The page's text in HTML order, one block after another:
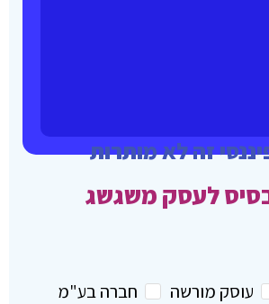
זה לא מותרות
לעסק משגשג
לא עוד תיק במערכת
עוסק מורשה
חברה בע"מ